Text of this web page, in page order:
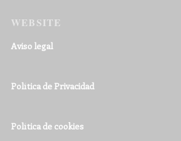
WEBSITE
Aviso legal
Política de Privacidad
Política de cookies